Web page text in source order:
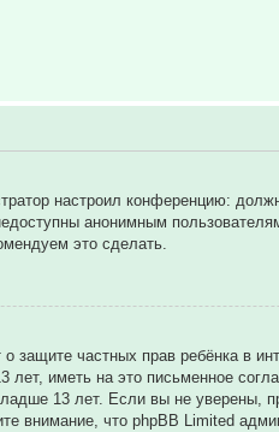
настроил конференцию:
анонимным
это сделать.
защите частных прав ребёнка в
иметь на это письменное
13 лет. Если вы не уверены,
внимание, что phpBB Limited